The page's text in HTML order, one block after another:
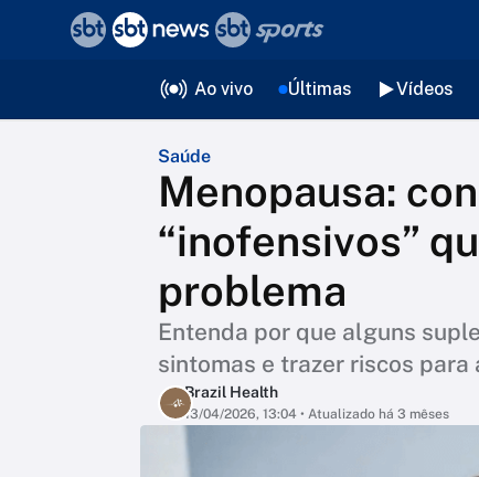
Ao vivo Últimas Vídeos
Saúde
Menopausa:
“inofensivos”
problema
Entenda por que alguns
sintomas e trazer riscos para
Brazil Health
13/04/2026, 13:04 • Atualizado há 3 mêses
voltar
Editorias